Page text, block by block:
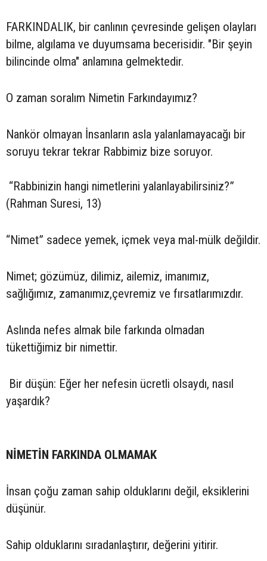
FARKINDALIK, bir canlının çevresinde gelişen olayları
bilme, algılama ve duyumsama becerisidir. "Bir şeyin
bilincinde olma" anlamına gelmektedir.
O zaman soralım Nimetin Farkındayımız?
Nankör olmayan İnsanların asla yalanlamayacağı bir
soruyu tekrar tekrar Rabbimiz bize soruyor.
“Rabbinizin hangi nimetlerini yalanlayabilirsiniz?”
(Rahman Suresi, 13)
“Nimet” sadece yemek, içmek veya mal-mülk değildir.
Nimet; gözümüz, dilimiz, ailemiz, imanımız,
sağlığımız, zamanımız,çevremiz ve fırsatlarımızdır.
Aslında nefes almak bile farkında olmadan
tükettiğimiz bir nimettir.
Bir düşün: Eğer her nefesin ücretli olsaydı, nasıl
yaşardık?
NİMETİN FARKINDA OLMAMAK
İnsan çoğu zaman sahip olduklarını değil, eksiklerini
düşünür.
Sahip olduklarını sıradanlaştırır, değerini yitirir.